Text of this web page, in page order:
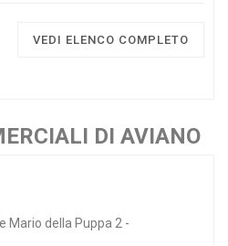
VEDI ELENCO COMPLETO
DI AVIANO
Mario della Puppa 2 -